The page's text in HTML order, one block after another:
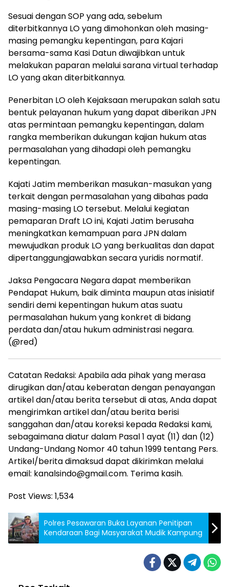
Sesuai dengan SOP yang ada, sebelum
diterbitkannya LO yang dimohonkan oleh masing-
masing pemangku kepentingan, para Kajari
bersama-sama Kasi Datun diwajibkan untuk
melakukan paparan melalui sarana virtual terhadap
LO yang akan diterbitkannya.
Penerbitan LO oleh Kejaksaan merupakan salah satu
bentuk pelayanan hukum yang dapat diberikan JPN
atas permintaan pemangku kepentingan, dalam
rangka memberikan dukungan kajian hukum atas
permasalahan yang dihadapi oleh pemangku
kepentingan.
Kajati Jatim memberikan masukan-masukan yang
terkait dengan permasalahan yang dibahas pada
masing-masing LO tersebut. Melalui kegiatan
pemaparan Draft LO ini, Kajati Jatim berusaha
meningkatkan kemampuan para JPN dalam
mewujudkan produk LO yang berkualitas dan dapat
dipertanggungjawabkan secara yuridis normatif.
Jaksa Pengacara Negara dapat memberikan
Pendapat Hukum, baik diminta maupun atas inisiatif
sendiri demi kepentingan hukum atas suatu
permasalahan hukum yang konkret di bidang
perdata dan/atau hukum administrasi negara.
(@red)
Catatan Redaksi: Apabila ada pihak yang merasa
dirugikan dan/atau keberatan dengan penayangan
artikel dan/atau berita tersebut di atas, Anda dapat
mengirimkan artikel dan/atau berita berisi
sanggahan dan/atau koreksi kepada Redaksi kami,
sebagaimana diatur dalam Pasal 1 ayat (11) dan (12)
Undang-Undang Nomor 40 tahun 1999 tentang Pers.
Artikel/berita dimaksud dapat dikirimkan melalui
email: kanalsindo@gmail.com. Terima kasih.
Post Views: 1,534
Polres Pesawaran Buka Layanan Penitipan
Kendaraan Bagi Masyarakat Mudik Kampung